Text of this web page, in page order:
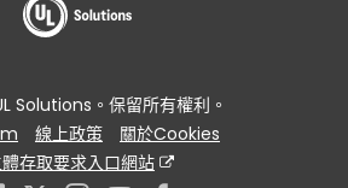
Solutions。保留所有權利。
線上政策
關於Cookies
存取要求入口網站